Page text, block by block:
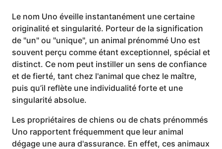
Le nom Uno éveille instantanément une certaine
originalité et singularité. Porteur de la signification
de "un" ou "unique", un animal prénommé Uno est
souvent perçu comme étant exceptionnel, spécial et
distinct. Ce nom peut instiller un sens de confiance
et de fierté, tant chez l'animal que chez le maître,
puis qu’il reflète une individualité forte et une
singularité absolue.
Les propriétaires de chiens ou de chats prénommés
Uno rapportent fréquemment que leur animal
dégage une aura d'assurance. En effet, ces animaux